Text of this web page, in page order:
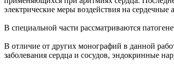
электрические меры воздействия на сердечные
В специальной части рассматриваются
В отличие от других монографий в данной
заболевания сердца и сосудов, эндокринные